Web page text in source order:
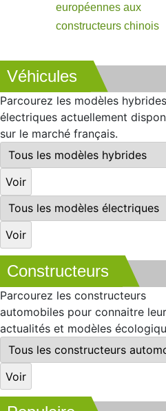
européennes aux
constructeurs chinois
Véhicules
Parcourez les modèles
électriques actuellement
sur le marché français.
Constructeurs
Parcourez les constructeurs
automobiles pour connaitre
actualités et modèles